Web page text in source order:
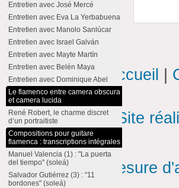
Entretien avec José Mercé
Entretien avec Eva La Yerbabuena
Entretien avec Manolo Sanlúcar
Entretien avec Israel Galván
Entretien avec Mayte Martín
Entretien avec Belén Maya
Entretien avec Dominique Abel
Le flamenco entre camera obscura
et camera lucida
René Robert, le charme discret
d’un portraitiste
Compositions pour guitare
flamenca : transcriptions intégrales
Manuel Valencia (1) : "La puerta
del tiempo" (soleá)
Salvador Gutiérrez (3) : "11
bordones" (soleá)
Accueil
Site
Mesure